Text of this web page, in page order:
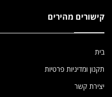
קישורים מהירים
בית
תקנון ומדיניות פרטיות
יצירת קשר